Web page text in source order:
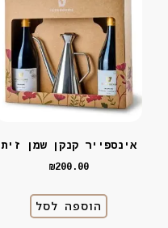
קנקן שמן זית
₪
הוספה לסל